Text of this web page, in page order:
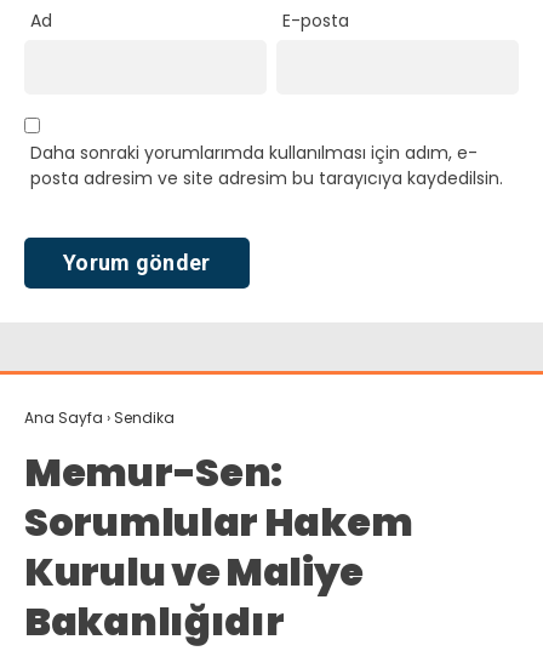
Ad E-posta
Daha sonraki yorumlarımda kullanılması için adım, e-
posta adresim ve site adresim bu tarayıcıya kaydedilsin.
Ana Sayfa › Sendika
Memur-Sen:
Sorumlular Hakem
Kurulu ve Maliye
Bakanlığıdır